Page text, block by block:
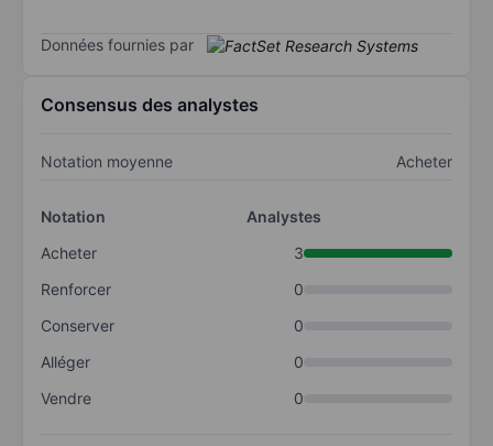
Données fournies par
Consensus des analystes
Notation moyenne Acheter
Notation
Analystes
Acheter
3
Renforcer
0
Conserver
0
Alléger
0
Vendre
0